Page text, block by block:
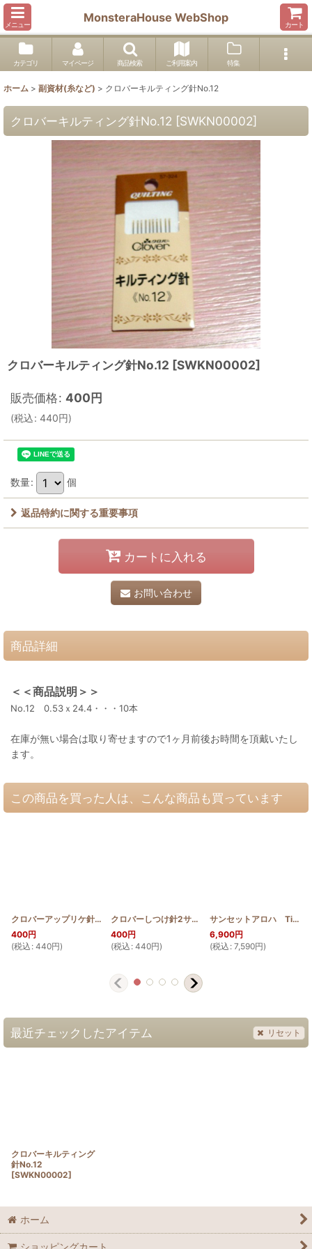
メニュー
MonsteraHouse WebShop
カート
カテゴリ マイページ 商品検索 ご利用案内 特集
ホーム > 副資材(糸など) > クロバーキルティング針No.12
クロバーキルティング針No.12 [SWKN00002]
クロバーキルティング針No.12 [SWKN00002]
販売価格: 400円
(税込: 440円)
数量: 個
返品特約に関する重要事項
カートに入れる
お問い合わせ
商品詳細
＜＜商品説明＞＞
No.12 0.53ｘ24.4・・・10本
在庫が無い場合は取り寄せますので1ヶ月前後お時間を頂戴いたし
ます。
この商品を買った人は、こんな商品も買っています
クロバーアップリケ針No.12 [SWKN00001]
400円
(税込 : 440円)
クロバーしつけ針2サイズ [SWKN00003]
400円
(税込 : 440円)
サンセットアロハ TinFabric 夕焼け
6,900円
(税込 : 7,590円)
最近チェックしたアイテム リセット
クロバーキルティング
針No.12
[SWKN00002]
ホーム
ショッピングカート